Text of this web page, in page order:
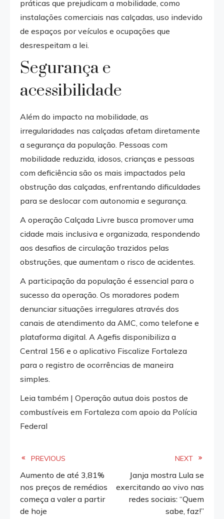
práticas que prejudicam a mobilidade, como
instalações comerciais nas calçadas, uso indevido
de espaços por veículos e ocupações que
desrespeitam a lei.
Segurança e
acessibilidade
Além do impacto na mobilidade, as
irregularidades nas calçadas afetam diretamente
a segurança da população. Pessoas com
mobilidade reduzida, idosos, crianças e pessoas
com deficiência são os mais impactados pela
obstrução das calçadas, enfrentando dificuldades
para se deslocar com autonomia e segurança.
A operação Calçada Livre busca promover uma
cidade mais inclusiva e organizada, respondendo
aos desafios de circulação trazidos pelas
obstruções, que aumentam o risco de acidentes.
A participação da população é essencial para o
sucesso da operação. Os moradores podem
denunciar situações irregulares através dos
canais de atendimento da AMC, como telefone e
plataforma digital. A Agefis disponibiliza a
Central 156 e o aplicativo Fiscalize Fortaleza
para o registro de ocorrências de maneira
simples.
Leia também | Operação autua dois postos de
combustíveis em Fortaleza com apoio da Polícia
Federal
Read
more
articles
PREVIOUS
Aumento de até 3,81%
nos preços de remédios
começa a valer a partir
de hoje
NEXT
Janja mostra Lula se
exercitando ao vivo nas
redes sociais: “Quem
sabe, faz!”